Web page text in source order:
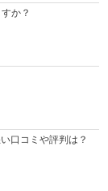
か？
口コミや評判は？